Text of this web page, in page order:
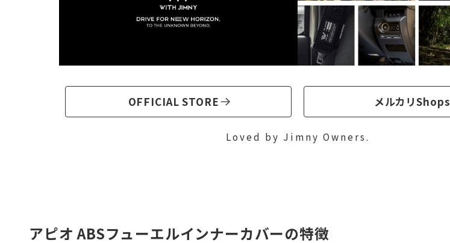
OFFICIAL STORE メルカリShops
Loved by Jimny Owners.
アピオ ABSフューエルインナーカバーの特徴